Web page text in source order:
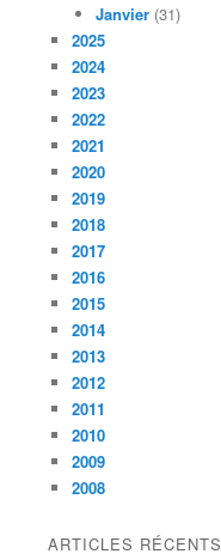
Janvier (31)
2025
2024
2023
2022
2021
2020
2019
2018
2017
2016
2015
2014
2013
2012
2011
2010
2009
2008
ARTICLES RÉCENTS